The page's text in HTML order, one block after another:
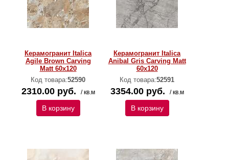
Керамогранит Italica
Agile Brown Carving
Matt 60x120
Код товара:52590
2310.00 руб. / кв.м
В корзину
Керамогранит Italica
Anibal Gris Carving Matt
60x120
Код товара:52591
3354.00 руб. / кв.м
В корзину